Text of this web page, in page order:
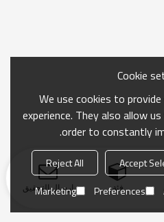
فئة ارسال التحقيق
Cookie
We use cookies to
experience. They also allow
order to constantly
Accept
Reject All
Preferences
Marketing